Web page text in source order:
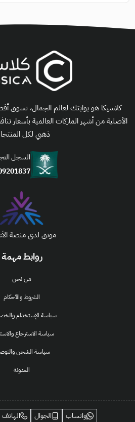
روابط مهمة
من نحن
الشروط والأحكام
سياسة الإستخدام
سياسة الاسترجاع
سياسة الشحن
المدونة
كلاسيكا هو بوابتك لعالم الجمال، تسوق
الأصلية من أشهر الماركات العالمية
ذهبي لكل
السجل
موثق لدى منصة
واتساب الجوال الهاتف